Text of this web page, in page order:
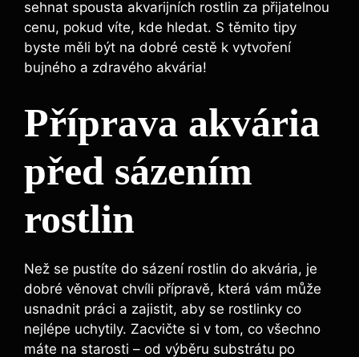
sehnat spousta akvarijních rostlin za přijatelnou
cenu, pokud víte,⁣ kde ⁣hledat. S těmito tipy
byste měli být na dobré cestě k vytvoření
bujného a zdravého akvária!
Příprava akvária
před ​sázením
rostlin
Než se pustíte⁤ do sázení rostlin do ​akvária, je⁢
dobré ⁤věnovat chvíli přípravě, ​která vám může
⁣usnadnit práci ‌a zajistit, aby se⁣ rostlinky co
nejlépe uchytily.⁢ Zacvičte si v tom, co ‍všechno
máte na‌ starosti ‍– od výběru ⁣substrátu po